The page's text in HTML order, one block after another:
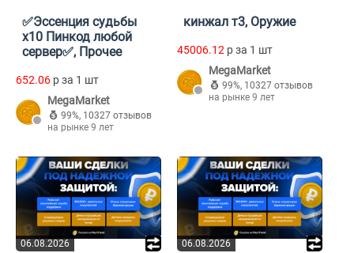
✅Эссенция судьбы
х10 Пинкод любой
сервер✅, Прочее
652.06 p за 1 шт
MegaMarket
99%, 10327 отзывов
на рынке 9 лет
кинжал т3, Оружие
45006.12 p за 1 шт
MegaMarket
99%, 10327 отзывов
на рынке 9 лет
06.08.2026 06.08.2026